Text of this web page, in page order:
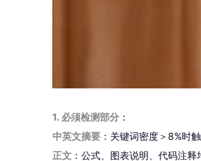
1. 必须检测部分 ：
中英文摘要 ：关键词密度＞8%时
正文 ：公式、图表说明、代码注